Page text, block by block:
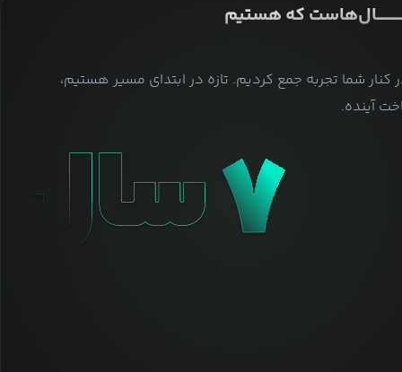
که هستیم
کنار شما تجربه جمع کردیم. تازه در ابتدای مسیر هستیم،
آینده.